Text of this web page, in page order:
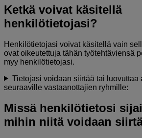
Ketkä voivat käsitellä
henkilötietojasi?
Henkilötietojasi voivat käsitellä vain
ovat oikeutettuja tähän työtehtäviensä
myy henkilötietojasi.
Tietojasi voidaan siirtää tai luovuttaa
seuraaville vastaanottajien ryhmille:
Missä henkilötietosi
mihin niitä voidaan